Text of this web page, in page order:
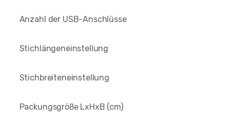
Anzahl der USB-Anschlüsse
Stichlängeneinstellung
Stichbreiteneinstellung
Packungsgröße LxHxB (cm)